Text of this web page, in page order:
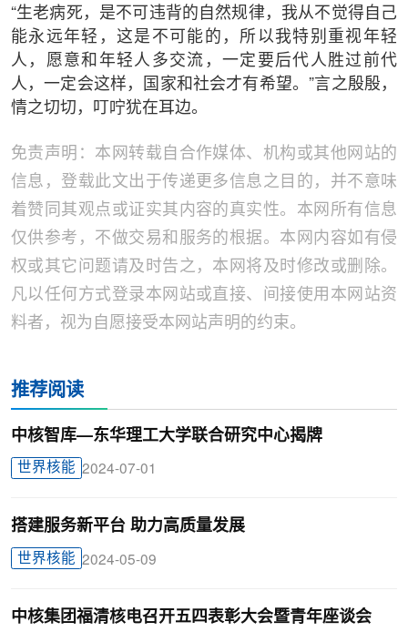
“生老病死，是不可违背的自然规律，我从不觉得自己
能永远年轻，这是不可能的，所以我特别重视年轻
人，愿意和年轻人多交流，一定要后代人胜过前代
人，一定会这样，国家和社会才有希望。”言之殷殷，
情之切切，叮咛犹在耳边。
免责声明：本网转载自合作媒体、机构或其他网站的
信息，登载此文出于传递更多信息之目的，并不意味
着赞同其观点或证实其内容的真实性。本网所有信息
仅供参考，不做交易和服务的根据。本网内容如有侵
权或其它问题请及时告之，本网将及时修改或删除。
凡以任何方式登录本网站或直接、间接使用本网站资
料者，视为自愿接受本网站声明的约束。
推荐阅读
中核智库—东华理工大学联合研究中心揭牌
世界核能 2024-07-01
搭建服务新平台 助力高质量发展
世界核能 2024-05-09
中核集团福清核电召开五四表彰大会暨青年座谈会